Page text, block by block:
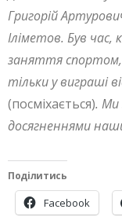
Григорій
Іліметов. Був
заняття спортом,
тільки у виграші
(посміхається). Ми
досягненнями
Поділитись
Facebook